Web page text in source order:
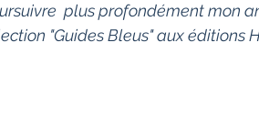
Littérature malayalam
plus profondément mon
"Guides Bleus" aux éditions